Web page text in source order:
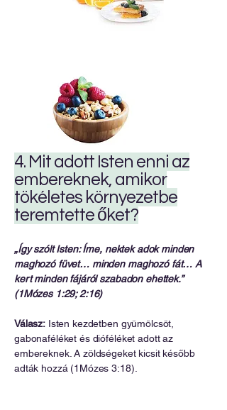
4. Mit adott Isten enni az
embereknek, amikor
tökéletes környezetbe
teremtette őket?
„Így szólt Isten: Íme, nektek adok minden
maghozó füvet… minden maghozó fát… A
kert minden fájáról szabadon ehettek.”
(1Mózes 1:29; 2:16)
Válasz: Isten kezdetben gyümölcsöt,
gabonaféléket és dióféléket adott az
embereknek. A zöldségeket kicsit később
adták hozzá (1Mózes 3:18).